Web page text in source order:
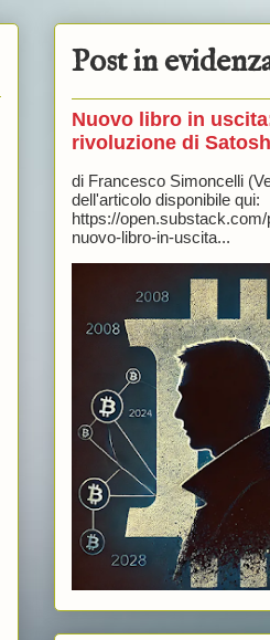
Post in
Nuovo libro in
rivoluzione di
di Francesco Simoncelli
dell'articolo disponibile qui:
https://
nuovo-libro-in-uscita...